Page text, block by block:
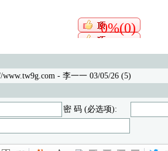
0%(0)
- 李一一 03/05/26 (5)
密 码 (必选项):